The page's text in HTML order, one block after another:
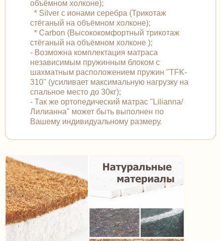
объёмном холконе);
* Silver с ионами серебра (Трикотаж
стёганый на объёмном холконе);
* Carbon (Высококомфортный трикотаж
стёганый на объёмном холконе );
- Возможна комплектация матраса
независимым пружинным блоком с
шахматным расположением пружин "TFK-
310" (усиливает максимальную нагрузку на
спальное место до 30кг);
- Так же ортопедический матрас "Lilianna/
Лилианна" может быть выполнен по
Вашему индивидуальному размеру.